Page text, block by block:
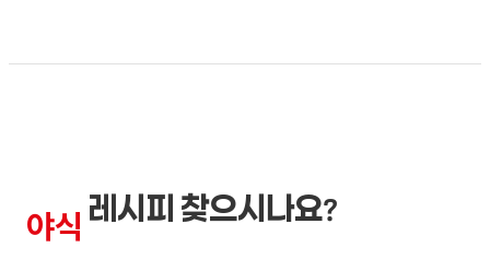
야식 레시피 찾으시나요?